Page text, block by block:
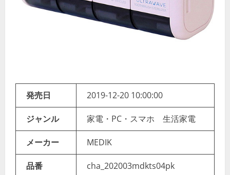
発売日 2019-12-20 10:00:00
ジャンル 家電・PC・スマホ 生活家電
メーカー MEDIK
品番 cha_202003mdkts04pk